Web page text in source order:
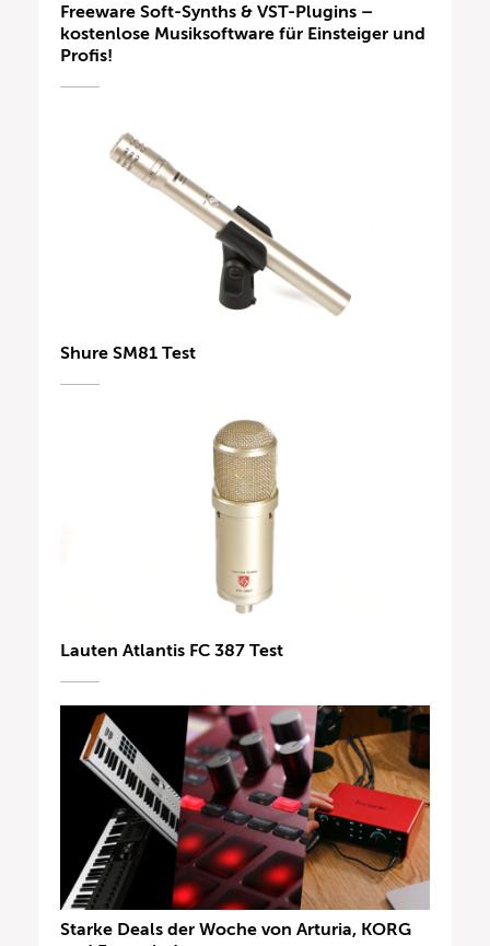
Freeware Soft-Synths & VST-Plugins –
kostenlose Musiksoftware für Einsteiger und
Profis!
Shure SM81 Test
Lauten Atlantis FC 387 Test
Starke Deals der Woche von Arturia, KORG